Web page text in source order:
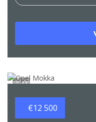
13
€12 500